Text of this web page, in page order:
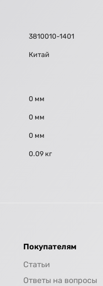
3810010-1401
Китай
0 мм
0 мм
0 мм
0.09 кг
Покупателям
Статьи
Ответы на вопросы